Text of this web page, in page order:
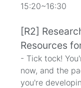
15:20~16:30
[R2]
Resources
- Tick tock!
now, and the
you're